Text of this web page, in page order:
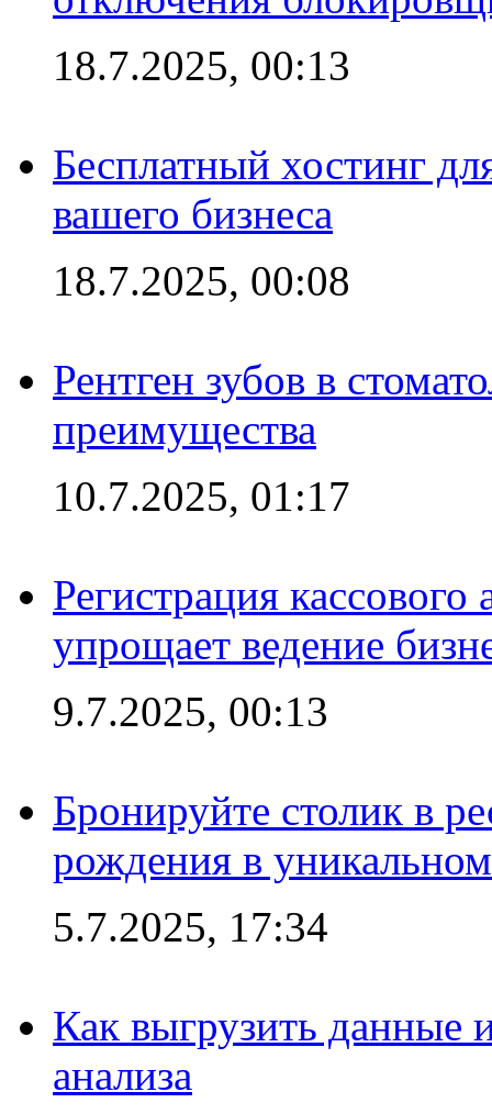
18.7.2025, 00:13
Бесплатный хостинг
вашего бизнеса
18.7.2025, 00:08
Рентген зубов в
преимущества
10.7.2025, 01:17
Регистрация
упрощает ведение
9.7.2025, 00:13
Бронируйте столик в
рождения в
5.7.2025, 17:34
Как выгрузить данные
анализа